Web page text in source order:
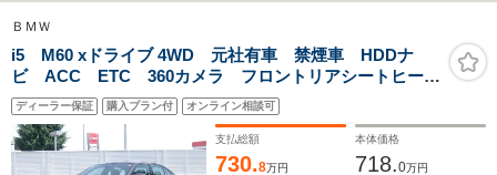
ＢＭＷ
i5 M60 xドライブ 4WD 元社有車 禁煙車 HDDナ
ビ ACC ETC 360カメラ フロントリアシートヒータ
ー Bluetooth TV機能 ハーマンカードン アップルカ
ープレイ対応 アイコニックグロー 純正20AW
ディーラー保証 購入プラン付 オンライン相談可
支払総額
730.8万円
本体価格
718.0万円